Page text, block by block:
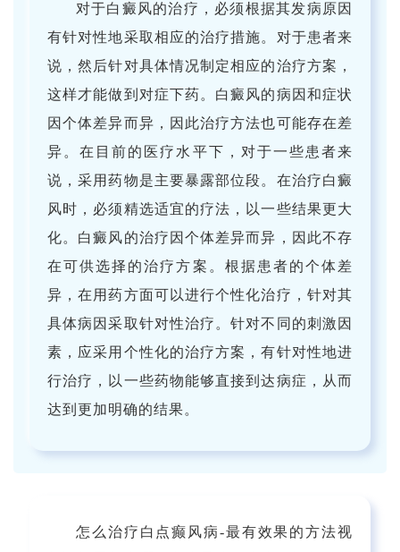
对于白癜风的治疗，必须根据其发病原因
有针对性地采取相应的治疗措施。对于患者来
说，然后针对具体情况制定相应的治疗方案，
这样才能做到对症下药。白癜风的病因和症状
因个体差异而异，因此治疗方法也可能存在差
异。在目前的医疗水平下，对于一些患者来
说，采用药物是主要暴露部位段。在治疗白癜
风时，必须精选适宜的疗法，以一些结果更大
化。白癜风的治疗因个体差异而异，因此不存
在可供选择的治疗方案。根据患者的个体差
异，在用药方面可以进行个性化治疗，针对其
具体病因采取针对性治疗。针对不同的刺激因
素，应采用个性化的治疗方案，有针对性地进
行治疗，以一些药物能够直接到达病症，从而
达到更加明确的结果。
怎么治疗白点癫风病-最有效果的方法视